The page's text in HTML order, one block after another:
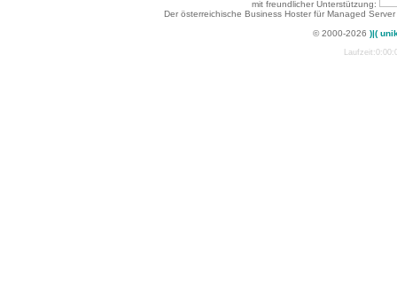
mit freundlicher Unterstützung:
Der österreichische Business Hoster für Managed
© 2000-2026 )|(